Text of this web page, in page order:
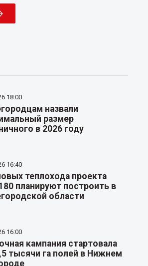
18:00
назвали
размер
в 2026 году
16:40
теплохода проекта
планируют построить в
области
16:00
кампания стартовала
тысячи га полей в Нижнем